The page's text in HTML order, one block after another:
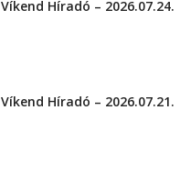
Víkend Híradó – 2026.07.24.
Víkend Híradó – 2026.07.21.